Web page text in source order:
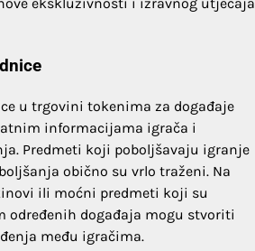
ekskluzivnosti i izravnog utjecaja
u trgovini tokenima za događaje
informacijama igrača i
Predmeti koji poboljšavaju igranje
obično su vrlo traženi. Na
ili moćni predmeti koji su
određenih događaja mogu stvoriti
među igračima.